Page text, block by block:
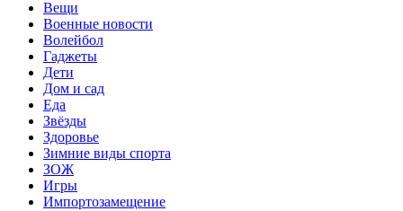
Вещи
Военные новости
Волейбол
Гаджеты
Дети
Дом и сад
Еда
Звёзды
Здоровье
Зимние виды спорта
ЗОЖ
Игры
Импортозамещение